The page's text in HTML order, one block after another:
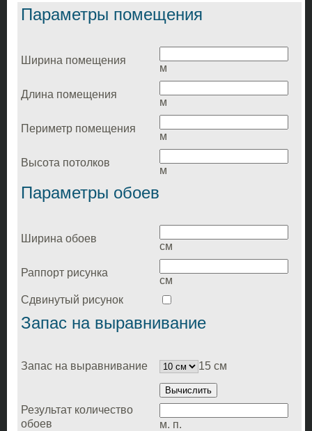
Параметры помещения
Ширина помещения
м
Длина помещения
м
Периметр помещения
м
Высота потолков
м
Параметры обоев
Ширина обоев
cм
Раппорт рисунка
см
Сдвинутый рисунок
Запас на выравнивание
Запас на выравнивание 15 см
Результат количество
обоев
м. п.